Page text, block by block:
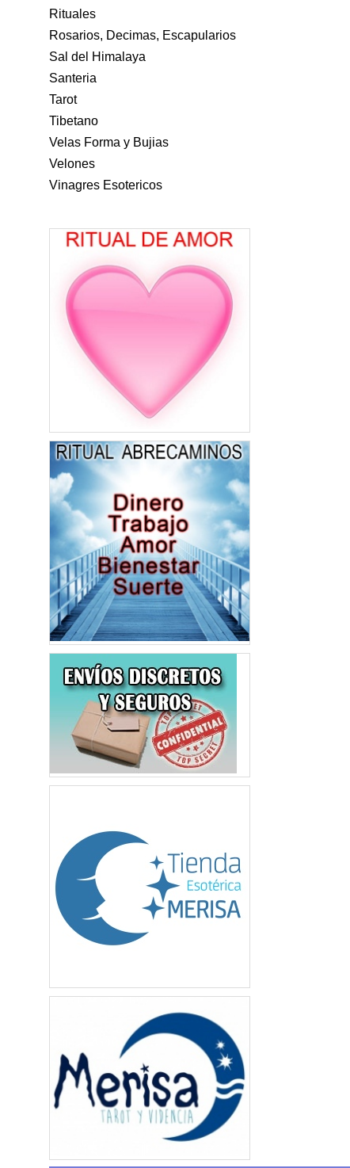
Rituales
Rosarios, Decimas, Escapularios
Sal del Himalaya
Santeria
Tarot
Tibetano
Velas Forma y Bujias
Velones
Vinagres Esotericos